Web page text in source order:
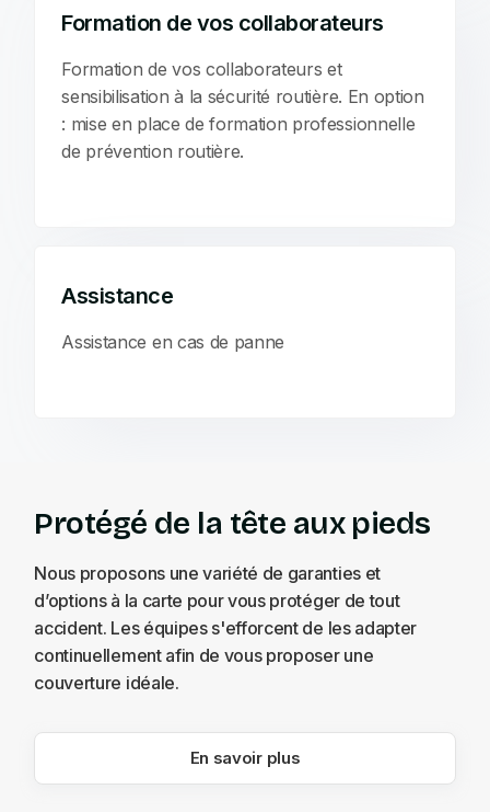
Formation de vos collaborateurs
Formation de vos collaborateurs et
sensibilisation à la sécurité routière. En option
: mise en place de formation professionnelle
de prévention routière.
Assistance
Assistance en cas de panne
Protégé de la tête aux pieds
Nous proposons une variété de garanties et
d’options à la carte pour vous protéger de tout
accident. Les équipes s'efforcent de les adapter
continuellement afin de vous proposer une
couverture idéale.
En savoir plus